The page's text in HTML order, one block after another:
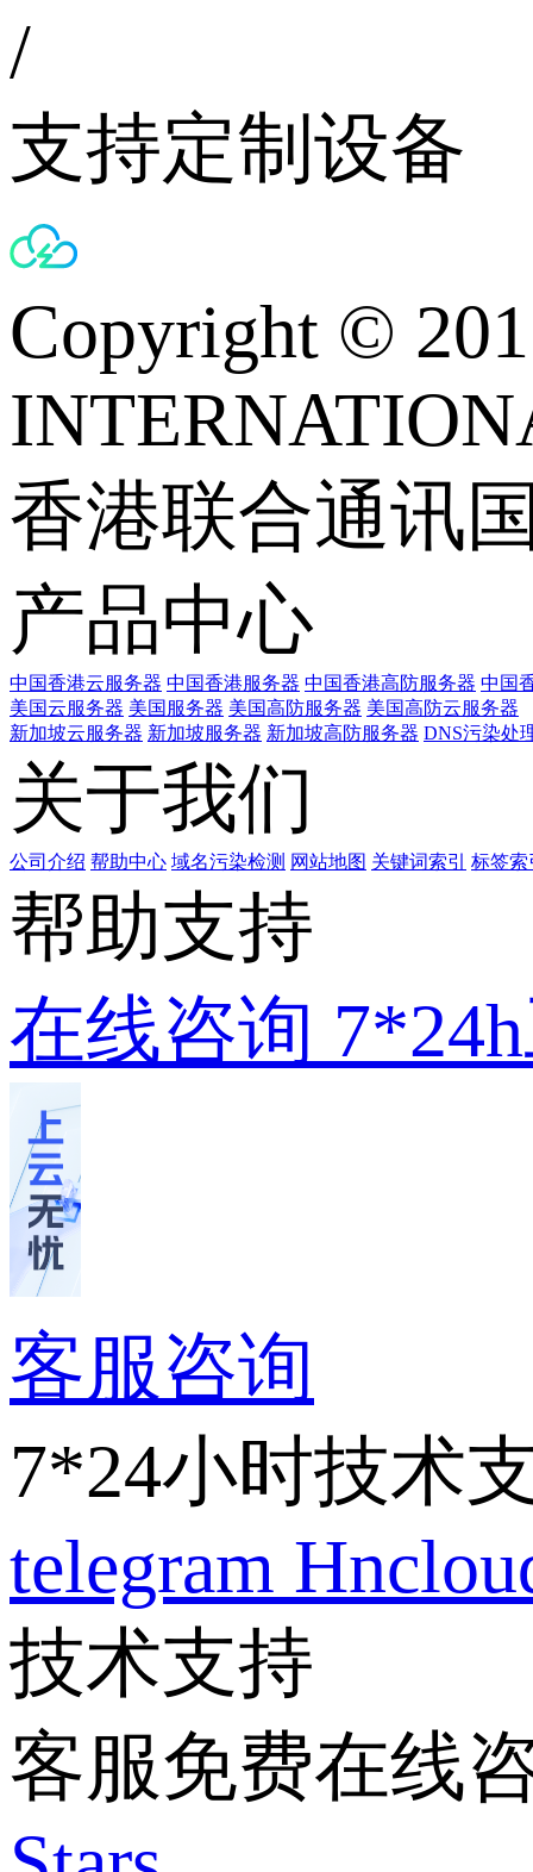
/
支持定制设备
Copyright ©
香港联合通讯
产品中心
中国香港云服务器 中国香港服务器 中国香港高防服务器 中国
美国云服务器 美国服务器 美国高防服务器 美国高防云服务器
新加坡云服务器 新加坡服务器 新加坡高防服务器 DNS污染处
关于我们
公司介绍 帮助中心 域名污染检测 网站地图 关键词索引 标签索
帮助支持
在线咨询
客服咨询
7*24小时技术
telegram
技术支持
客服免费在线